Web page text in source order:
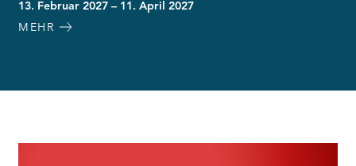
13. Februar 2027 – 11. April 2027
MEHR